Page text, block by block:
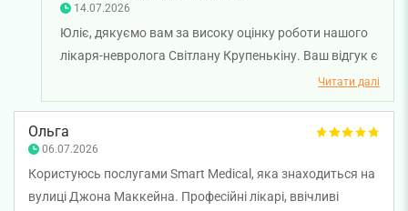
14.07.2026
Юліє, дякуємо вам за високу оцінку роботи нашого
лікаря-невролога Світлану Крупенькіну. Ваш відгук є
підтвердженням того, наскільки важливими є
уважне ставлення, якісна комунікація та зрозумілі
рекомендації під час консультації. Ми раді, що ви
отримали відповіді на всі свої запитання та
залишилися задоволені візитом. Бажаємо вам
міцного здоров'я!
Читати далі
Ольга
06.07.2026
Користуюсь послугами Smart Medical, яка знаходиться на
вулиці Джона Маккейна. Професійні лікарі, ввічливі